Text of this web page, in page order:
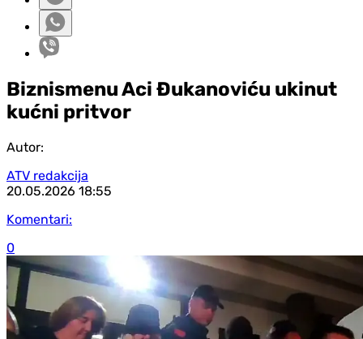
Biznismenu Aci Đukanoviću ukinut
kućni pritvor
Autor:
ATV redakcija
20.05.2026 18:55
Komentari:
0